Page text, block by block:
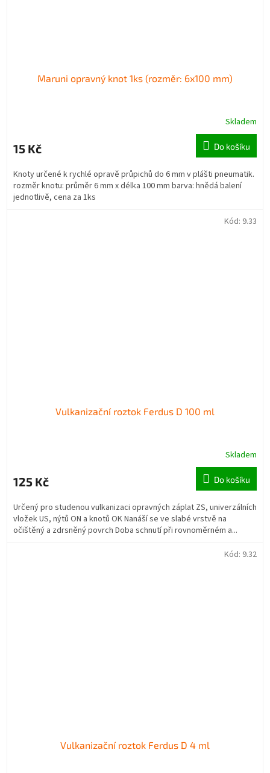
Maruni opravný knot 1ks (rozměr: 6x100 mm)
Skladem
15 Kč Do košíku
Knoty určené k rychlé opravě průpichů do 6 mm v plášti pneumatik.
rozměr knotu: průměr 6 mm x délka 100 mm barva: hnědá balení
jednotlivě, cena za 1ks
Vulkanizační roztok Ferdus D 100 ml
Skladem
125 Kč Do košíku
Určený pro studenou vulkanizaci opravných záplat ZS, univerzálních
vložek US, nýtů ON a knotů OK Nanáší se ve slabé vrstvě na
očištěný a zdrsněný povrch Doba schnutí při rovnoměrném a...
Kód: 9.33
Vulkanizační roztok Ferdus D 4 ml
Kód: 9.32